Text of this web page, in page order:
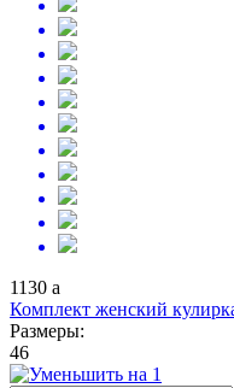
1130 a
Комплект женский
Размеры:
46